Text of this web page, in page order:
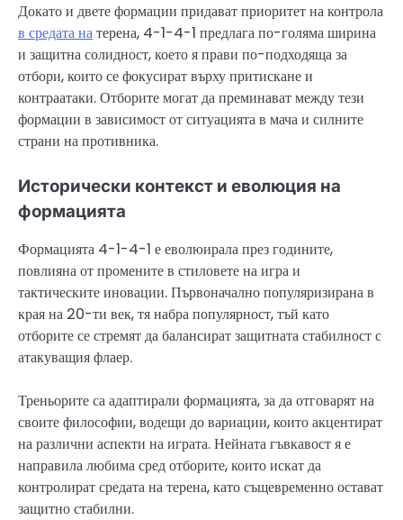
Докато и двете формации придават приоритет на контрола
в средата натерена, 4-1-4-1 предлага по-голяма ширина
и защитна солидност, което я прави по-подходяща за
отбори, които се фокусират върху притискане и
контраатаки. Отборите могат да преминават между тези
формации в зависимост от ситуацията в мача и силните
страни на противника.
Исторически контекст и еволюция на
формацията
Формацията 4-1-4-1 е еволюирала през годините,
повлияна от промените в стиловете на игра и
тактическите иновации. Първоначално популяризирана в
края на 20-ти век, тя набра популярност, тъй като
отборите се стремят да балансират защитната стабилност с
атакуващия флаер.
Треньорите са адаптирали формацията, за да отговарят на
своите философии, водещи до вариации, които акцентират
на различни аспекти на играта. Нейната гъвкавост я е
направила любима сред отборите, които искат да
контролират средата на терена, като същевременно остават
защитно стабилни.